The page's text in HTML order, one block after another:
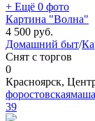
+ Ещё 0 фото
Картина "Волна"
4 500 руб.
Домашний быт/
Снят с торгов
0
Красноярск,
форостовскаямаша
39